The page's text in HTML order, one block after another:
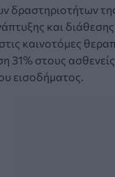
δραστηριοτήτων
και
καινοτόμες
στους
εισοδήματος.